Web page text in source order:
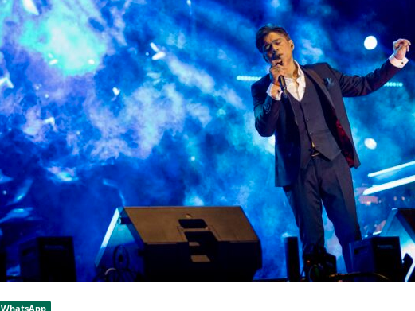
WhatsApp